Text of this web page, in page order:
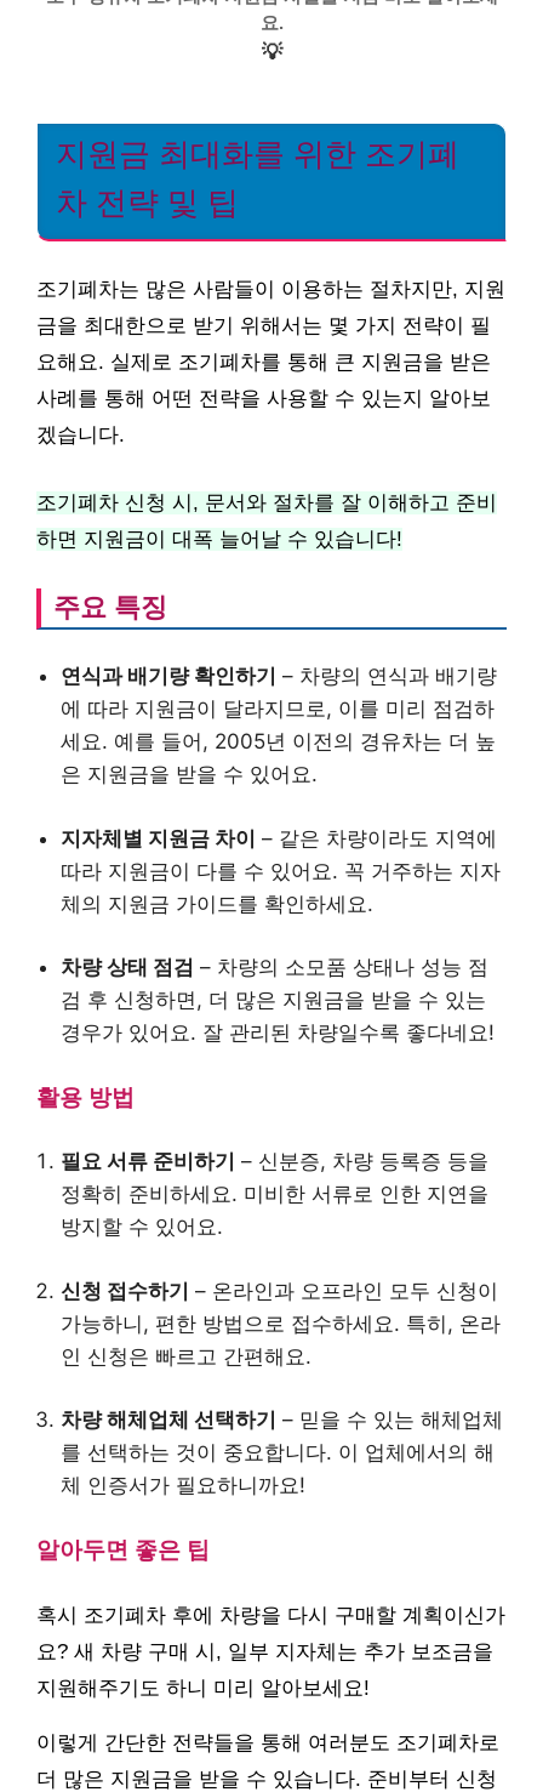
요.
💡
지원금 최대화를 위한 조기폐
차 전략 및 팁
조기폐차는 많은 사람들이 이용하는 절차지만, 지원
금을 최대한으로 받기 위해서는 몇 가지 전략이 필
요해요. 실제로 조기폐차를 통해 큰 지원금을 받은
사례를 통해 어떤 전략을 사용할 수 있는지 알아보
겠습니다.
조기폐차 신청 시, 문서와 절차를 잘 이해하고 준비
하면 지원금이 대폭 늘어날 수 있습니다!
주요 특징
연식과 배기량 확인하기 – 차량의 연식과 배기량
에 따라 지원금이 달라지므로, 이를 미리 점검하
세요. 예를 들어, 2005년 이전의 경유차는 더 높
은 지원금을 받을 수 있어요.
지자체별 지원금 차이 – 같은 차량이라도 지역에
따라 지원금이 다를 수 있어요. 꼭 거주하는 지자
체의 지원금 가이드를 확인하세요.
차량 상태 점검 – 차량의 소모품 상태나 성능 점
검 후 신청하면, 더 많은 지원금을 받을 수 있는
경우가 있어요. 잘 관리된 차량일수록 좋다네요!
활용 방법
필요 서류 준비하기 – 신분증, 차량 등록증 등을
정확히 준비하세요. 미비한 서류로 인한 지연을
방지할 수 있어요.
신청 접수하기 – 온라인과 오프라인 모두 신청이
가능하니, 편한 방법으로 접수하세요. 특히, 온라
인 신청은 빠르고 간편해요.
차량 해체업체 선택하기 – 믿을 수 있는 해체업체
를 선택하는 것이 중요합니다. 이 업체에서의 해
체 인증서가 필요하니까요!
알아두면 좋은 팁
혹시 조기폐차 후에 차량을 다시 구매할 계획이신가
요? 새 차량 구매 시, 일부 지자체는 추가 보조금을
지원해주기도 하니 미리 알아보세요!
이렇게 간단한 전략들을 통해 여러분도 조기폐차로
더 많은 지원금을 받을 수 있습니다. 준비부터 신청